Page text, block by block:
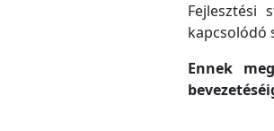
Fejlesztési
kapcsolódó
Ennek